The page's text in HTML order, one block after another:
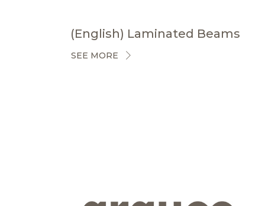
(English) Laminated Beams
SEE MORE